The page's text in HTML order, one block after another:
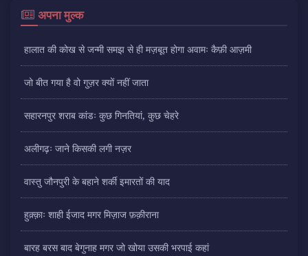
अपना मुल्क
हालात की कोख से जन्मी समझ से ही मज़बूत होगा अवामः कैफ़ी आज़मी
जो बीत गया है वो गुज़र क्यों नहीं जाता
सहारनपुर शराब कांडः कुछ गिनतियां, कुछ चेहरे
अलीगढ़ः जाने किसकी लगी नज़र
वास्तु जौनपुरी के बहाने शर्की इमारतों की याद
हुक़्क़ाः शाही ईजाद मगर मिज़ाज फ़क़ीराना
बारह बरस बाद बेगुनाह मगर जो खोया उसकी भरपाई कहां